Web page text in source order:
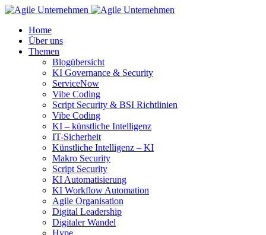
Home
Über uns
Themen
Blogübersicht
KI Governance & Security
ServiceNow
Vibe Coding
Script Security & BSI Richtlinien
Vibe Coding
KI – künstliche Intelligenz
IT-Sicherheit
Künstliche Intelligenz – KI
Makro Security
Script Security
KI Automatisierung
KI Workflow Automation
Agile Organisation
Digital Leadership
Digitaler Wandel
Hype